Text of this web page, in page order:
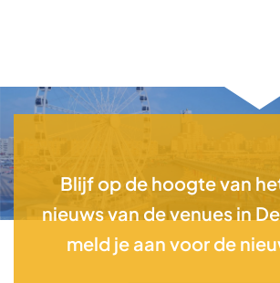
Blijf op de hoogte van
nieuws van de venues in
meld je aan voor de